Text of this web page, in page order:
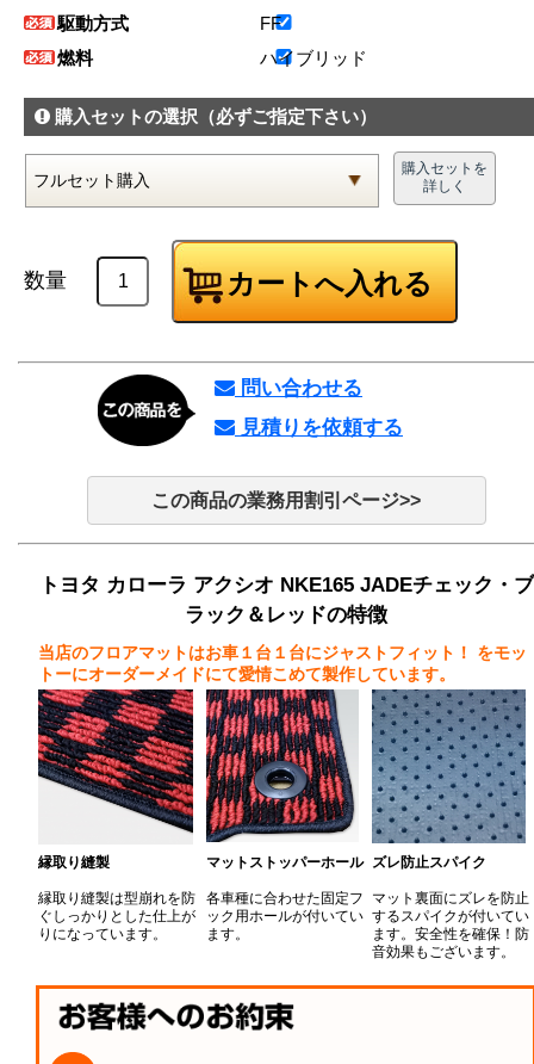
駆動方式
FF
燃料
ハイブリッド
購入セットの選択 （必ずご指定下さい）
購入セットを
詳しく
数量
問い合わせる
見積りを依頼する
この商品の業務用割引ページ>>
トヨタ カローラ アクシオ NKE165 JADEチェック・ブ
ラック＆レッドの特徴
当店のフロアマットはお車１台１台にジャストフィット！
をモッ
トーにオーダーメイドにて愛情こめて製作しています。
縁取り縫製
縁取り縫製は型崩れを防
ぐしっかりとした仕上が
りになっています。
マットストッパーホール
各車種に合わせた固定フ
ック用ホールが付いてい
ます。
ズレ防止スパイク
マット裏面にズレを防止
するスパイクが付いてい
ます。安全性を確保！防
音効果もございます。